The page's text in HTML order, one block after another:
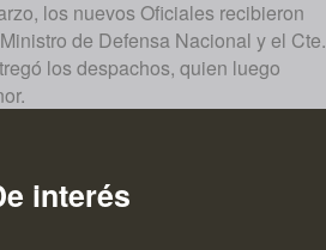
los nuevos Oficiales recibieron
de Defensa Nacional y el Cte.
los despachos, quien luego
interés